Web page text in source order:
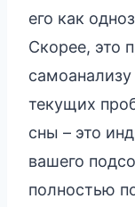
его как
Скорее, это
текущих
сны – это
вашего
полностью